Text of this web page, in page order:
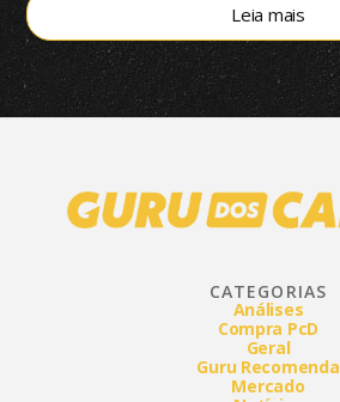
Leia mais
CATEGORIAS
Análises
Compra PcD
Geral
Guru Recomenda
Mercado